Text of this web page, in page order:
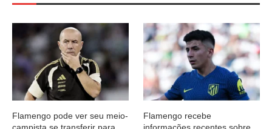
Flamengo pode ver seu meio-
Flamengo recebe